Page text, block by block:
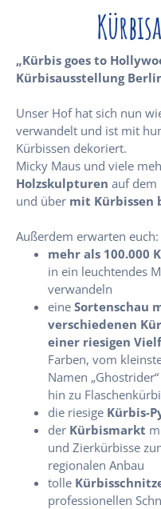
„Kürbis goes to
Kürbisausstellung
Unser Hof hat sich nun
verwandelt und ist mit
Kürbissen dekoriert.
Micky Maus und viele
Holzskulpturen auf dem
und über mit Kürbissen
Außerdem erwarten euch:
mehr als 100.000
in ein leuchtendes
verwandeln
eine Sortenschau
verschiedenen
einer riesigen
Farben, vom
Namen
hin zu
die riesige Kürbis-
der Kürbismarkt
und Zierkürbisse
regionalen Anbau
tolle
professionellen